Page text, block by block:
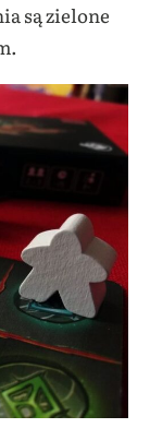
są zielone